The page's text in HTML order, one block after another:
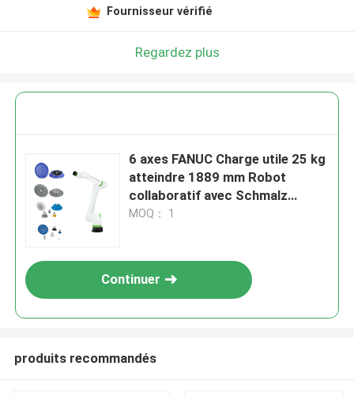
Fournisseur vérifié
Regardez plus
6 axes FANUC Charge utile 25 kg
atteindre 1889 mm Robot
collaboratif avec Schmalz
aspirateurs sous vide comme
MOQ： 1
Continuer
produits recommandés